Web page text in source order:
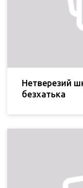
Нетверезий
безхатька